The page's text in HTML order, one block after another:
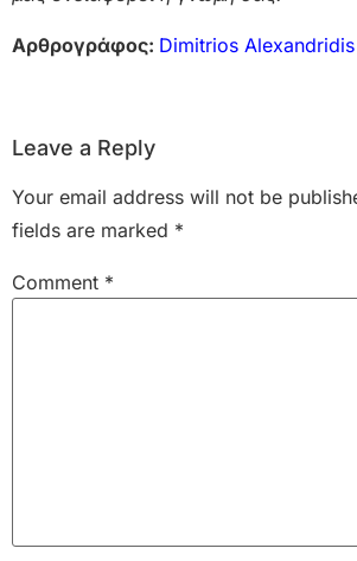
Αρθρογράφος: Dimitrios Alexandridis
Leave a Reply
Your email address will not be
fields are marked *
Comment *